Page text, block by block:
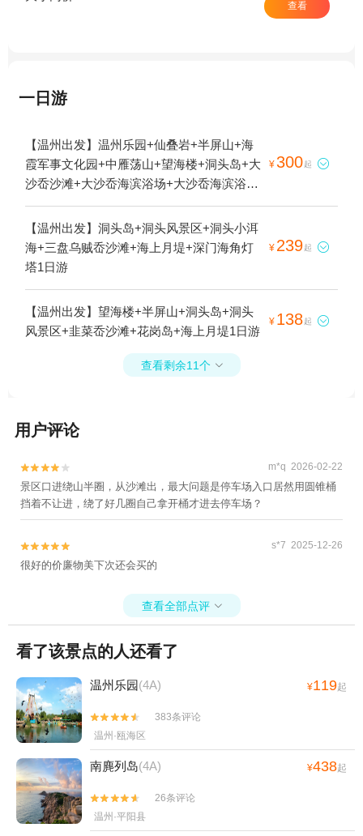
查看
一日游
【温州出发】温州乐园+仙叠岩+半屏山+海
霞军事文化园+中雁荡山+望海楼+洞头岛+大
沙岙沙滩+大沙岙海滨浴场+大沙岙海滨浴场
（仙叠岩）+洞头风景区1日游
¥300起 
【温州出发】洞头岛+洞头风景区+洞头小洱
海+三盘乌贼岙沙滩+海上月堤+深门海角灯
塔1日游
¥ 239起 
【温州出发】望海楼+半屏山+洞头岛+洞头
风景区+韭菜岙沙滩+花岗岛+海上月堤1日游
¥ 138起 
查看剩余11个 
用户评论

 m*q 2026-02-22
景区口进绕山半圈，从沙滩出，最大问题是停车场入口居然用圆锥桶
挡着不让进，绕了好几圈自己拿开桶才进去停车场？

 s*7 2025-12-26
很好的价廉物美下次还会买的
查看全部点评 
看了该景点的人还看了
温州乐园(4A) ¥119起


383条评论
温州·瓯海区
南麂列岛(4A) ¥438起


26条评论
温州·平阳县